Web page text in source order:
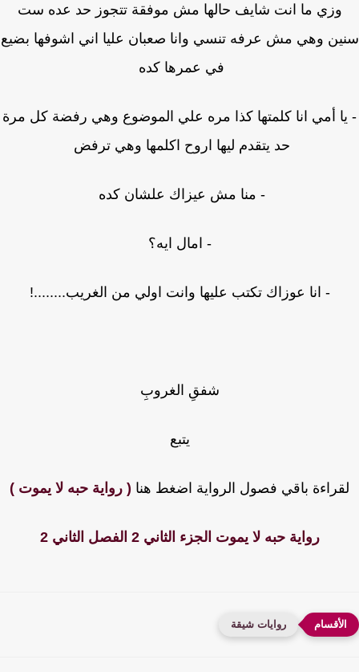
وزي ما انت شايف حالها مش موفقة تتجوز حد عده ست
وهي مش عرفه تنسي وانا صعبان عليا اني اشوفها بضيع
في عمرها كده
أمي انا كلمتها كذا مره علي الموضوع وهي رفضة كل مرة
حد يتقدم ليها اروح اكلمها وهي ترفض
- منا مش عيزاك علشان كده
- امال ايه؟
- انا عوزاك تكتب عليها وانت اولي من الغريب........!
شفقِ الغروبِ
يتبع
باقي فصول الرواية اضغط هنا( رواية حبه لا يموت )
رواية حبه لا يموت الجزء الثاني 2 الفصل الثاني 2
روايات شيقة